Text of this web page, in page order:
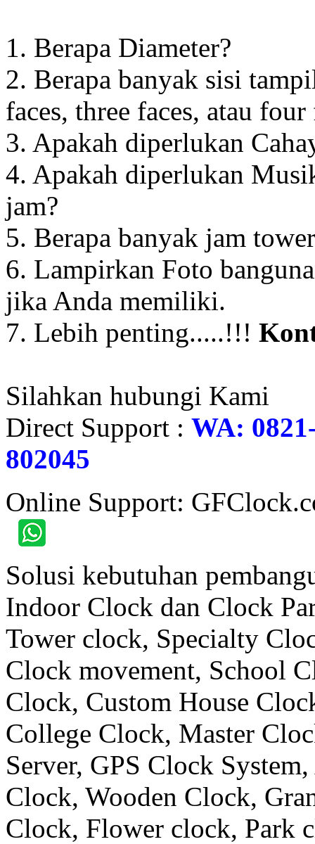
1. Berapa Diameter?
2. Berapa banyak sisi
faces, three faces, atau four
3. Apakah diperlukan
4. Apakah diperlukan
jam?
5. Berapa banyak jam
6. Lampirkan Foto
jika Anda memiliki.
7. Lebih penting.....!!!
Silahkan hubungi Kami
Direct Support : WA:
802045
Online Support:
Solusi kebutuhan
Indoor Clock dan Clock
Tower clock, Specialty
Clock movement, School
Clock, Custom House
College Clock, Master
Server, GPS Clock
Clock, Wooden Clock,
Clock, Flower clock, Park